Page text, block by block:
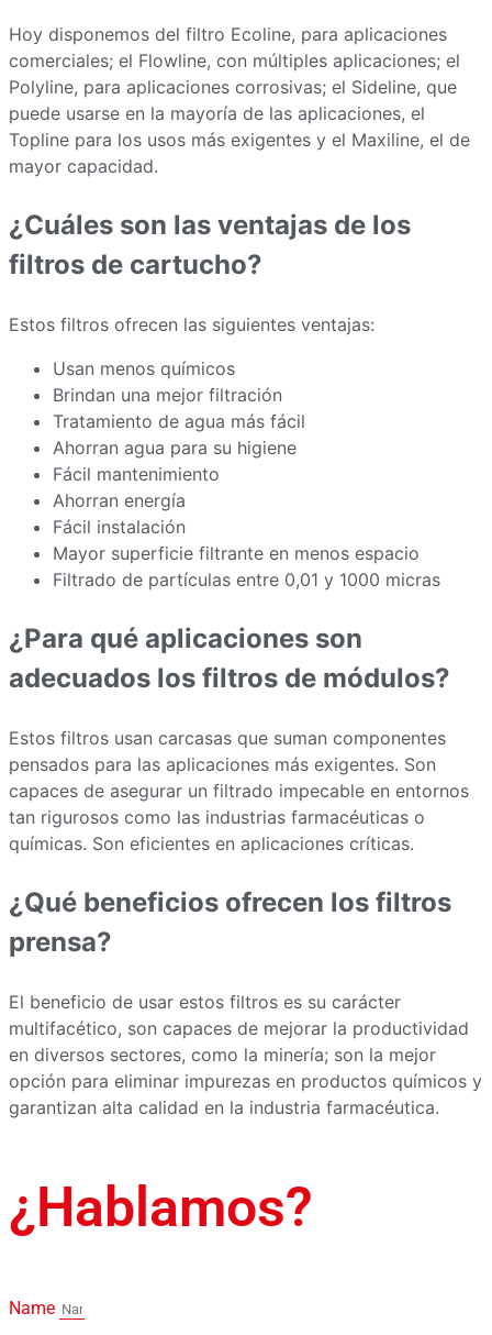
Hoy disponemos del filtro Ecoline, para aplicaciones
comerciales; el Flowline, con múltiples aplicaciones; el
Polyline, para aplicaciones corrosivas; el Sideline, que
puede usarse en la mayoría de las aplicaciones, el
Topline para los usos más exigentes y el Maxiline, el de
mayor capacidad.
¿Cuáles son las ventajas de los
filtros de cartucho?
Estos filtros ofrecen las siguientes ventajas:
Usan menos químicos
Brindan una mejor filtración
Tratamiento de agua más fácil
Ahorran agua para su higiene
Fácil mantenimiento
Ahorran energía
Fácil instalación
Mayor superficie filtrante en menos espacio
Filtrado de partículas entre 0,01 y 1000 micras
¿Para qué aplicaciones son
adecuados los filtros de módulos?
Estos filtros usan carcasas que suman componentes
pensados para las aplicaciones más exigentes. Son
capaces de asegurar un filtrado impecable en entornos
tan rigurosos como las industrias farmacéuticas o
químicas. Son eficientes en aplicaciones críticas.
¿Qué beneficios ofrecen los filtros
prensa?
El beneficio de usar estos filtros es su carácter
multifacético, son capaces de mejorar la productividad
en diversos sectores, como la minería; son la mejor
opción para eliminar impurezas en productos químicos y
garantizan alta calidad en la industria farmacéutica.
¿Hablamos?
Name